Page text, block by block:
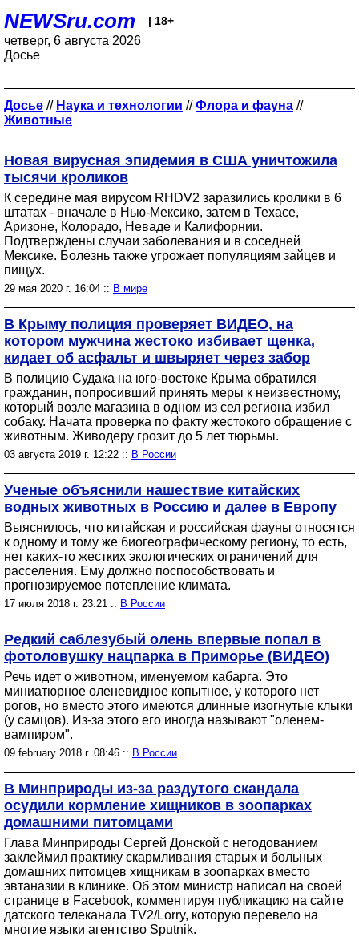
NEWSru.com | 18+
четверг, 6 августа 2026
Досье
Досье // Наука и технологии //Флора и фауна //
Животные
Новая вирусная эпидемия в США уничтожила
тысячи кроликов
К середине мая вирусом RHDV2 заразились кролики в 6
штатах - вначале в Нью-Мексико, затем в Техасе,
Аризоне, Колорадо, Неваде и Калифорнии.
Подтверждены случаи заболевания и в соседней
Мексике. Болезнь также угрожает популяциям зайцев и
пищух.
29 мая 2020 г. 16:04 :: В мире
В Крыму полиция проверяет ВИДЕО, на
котором мужчина жестоко избивает щенка,
кидает об асфальт и швыряет через забор
В полицию Судака на юго-востоке Крыма обратился
гражданин, попросивший принять меры к неизвестному,
который возле магазина в одном из сел региона избил
собаку. Начата проверка по факту жестокого обращение с
животным. Живодеру грозит до 5 лет тюрьмы.
03 августа 2019 г. 12:22 :: В России
Ученые объяснили нашествие китайских
водных животных в Россию и далее в Европу
Выяснилось, что китайская и российская фауны относятся
к одному и тому же биогеографическому региону, то есть,
нет каких-то жестких экологических ограничений для
расселения. Ему должно поспособствовать и
прогнозируемое потепление климата.
17 июля 2018 г. 23:21 :: В России
Редкий саблезубый олень впервые попал в
фотоловушку нацпарка в Приморье (ВИДЕО)
Речь идет о животном, именуемом кабарга. Это
миниатюрное оленевидное копытное, у которого нет
рогов, но вместо этого имеются длинные изогнутые клыки
(у самцов). Из-за этого его иногда называют "оленем-
вампиром".
09 february 2018 г. 08:46 :: В России
В Минприроды из-за раздутого скандала
осудили кормление хищников в зоопарках
домашними питомцами
Глава Минприроды Сергей Донской с негодованием
заклеймил практику скармливания старых и больных
домашних питомцев хищникам в зоопарках вместо
эвтаназии в клинике. Об этом министр написал на своей
странице в Facebook, комментируя публикацию на сайте
датского телеканала TV2/Lorry, которую перевело на
многие языки агентство Sputnik.